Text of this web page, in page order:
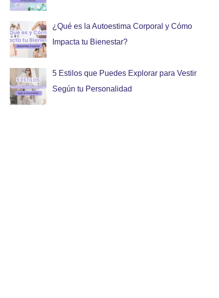
¿Qué es la Autoestima Corporal y Cómo
Impacta tu Bienestar?
5 Estilos que Puedes Explorar para Vestir
Según tu Personalidad